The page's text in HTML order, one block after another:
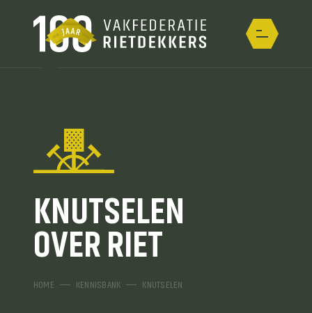
KNUTSELEN
OVER RIET
HOME KENNISBANK KNUTSELEN